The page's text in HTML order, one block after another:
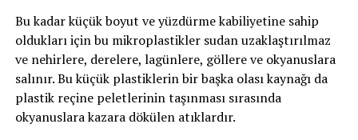
Bu kadar küçük boyut ve yüzdürme kabiliyetine sahip
oldukları için bu mikroplastikler sudan uzaklaştırılmaz
ve nehirlere, derelere, lagünlere, göllere ve okyanuslara
salınır. Bu küçük plastiklerin bir başka olası kaynağı da
plastik reçine peletlerinin taşınması sırasında
okyanuslara kazara dökülen atıklardır.